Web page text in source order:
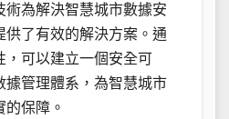
術為解決智慧城市數據安
供了有效的解決方案。通
，可以建立一個安全可
據管理體系，為智慧城市
保障。